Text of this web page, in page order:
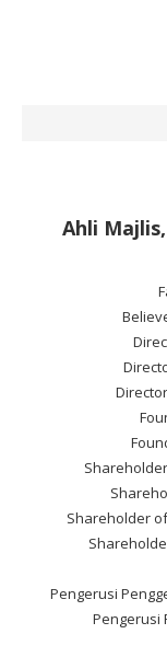
Ahli
Shareholder
Shareholder of
Pengerusi
Pengerusi